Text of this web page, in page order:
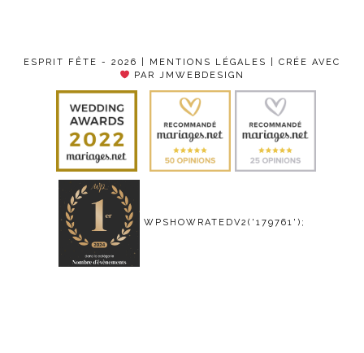
ESPRIT FÊTE - 2026 | MENTIONS LÉGALES
| CRÉE AVEC
PAR JMWEBDESIGN
WPSHOWRATEDV2('179761');